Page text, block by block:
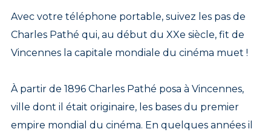
Avec votre téléphone portable, suivez les pas de
Charles Pathé qui, au début du XXe siècle, fit de
Vincennes la capitale mondiale du cinéma muet !
À partir de 1896 Charles Pathé posa à Vincennes,
ville dont il était originaire, les bases du premier
empire mondial du cinéma. En quelques années il